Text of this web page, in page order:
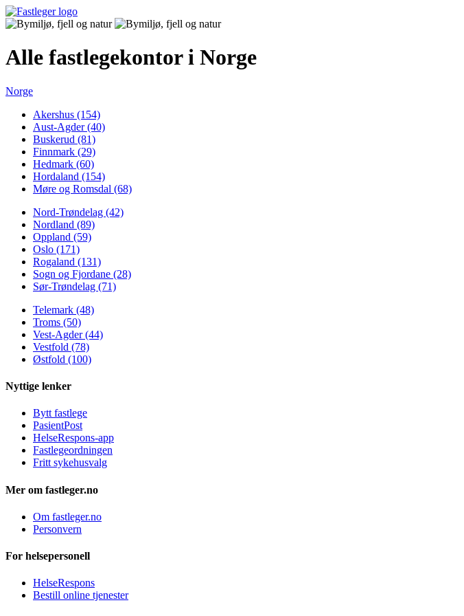
Alle fastlegekontor i Norge
Norge
Akershus (154)
Aust-Agder (40)
Buskerud (81)
Finnmark (29)
Hedmark (60)
Hordaland (154)
Møre og Romsdal (68)
Nord-Trøndelag (42)
Nordland (89)
Oppland (59)
Oslo (171)
Rogaland (131)
Sogn og Fjordane (28)
Sør-Trøndelag (71)
Telemark (48)
Troms (50)
Vest-Agder (44)
Vestfold (78)
Østfold (100)
Nyttige lenker
Bytt fastlege
PasientPost
HelseRespons-app
Fastlegeordningen
Fritt sykehusvalg
Mer om fastleger.no
Om fastleger.no
Personvern
For helsepersonell
HelseRespons
Bestill online tjenester